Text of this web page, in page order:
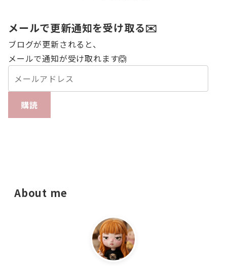
メールで更新通知を受け取る✉️
ブログが更新されると、
メールで通知が受け取れます🙆
購読
About me